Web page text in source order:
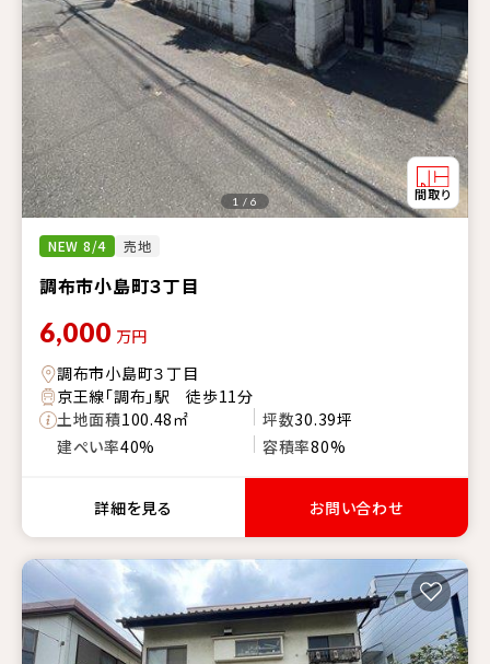
NEW 8/4 売地
調布市小島町３丁目
1 / 6
6,000 万円
調布市小島町３丁目
京王線「調布」駅 徒歩11分
土地面積100.48㎡ 坪数30.39坪
建ぺい率40% 容積率80%
詳細を見る お問い合わせ